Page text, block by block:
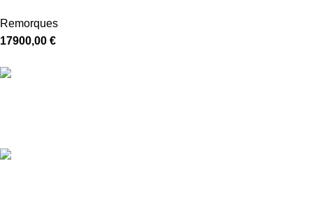
Remorques
17900,00 €